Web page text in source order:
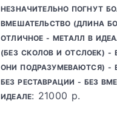
НЕЗНАЧИТЕЛЬНО ПОГНУТ
ВМЕШАТЕЛЬСТВО (ДЛИНА
ОТЛИЧНОЕ - МЕТАЛЛ В
(БЕЗ СКОЛОВ И ОТСЛОЕК) -
ОНИ ПОДРАЗУМЕВАЮТСЯ) -
БЕЗ РЕСТАВРАЦИИ - БЕЗ
ИДЕАЛЕ: 21000 р.